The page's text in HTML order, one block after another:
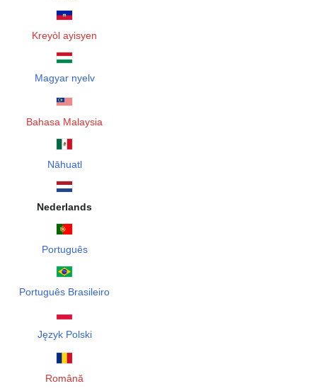
Kreyòl ayisyen
Magyar nyelv
Bahasa Malaysia
Nāhuatl
Nederlands
Português
Português Brasileiro
Język Polski
Română